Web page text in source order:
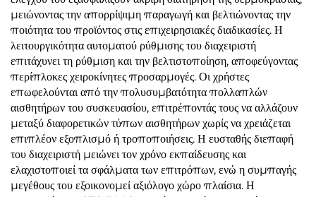
μειώνοντας την απορρίψιμη παραγωγή και βελτιώνοντας την
ποιότητα του προϊόντος στις επιχειρησιακές διαδικασίες. Η
λειτουργικότητα αυτοματού ρύθμισης του διαχειριστή
επιτάχυνει τη ρύθμιση και την βελτιστοποίηση, αποφεύγοντας
περίπλοκες χειροκίνητες προσαρμογές. Οι χρήστες
επωφελούνται από την πολυσυμβατότητα πολλαπλών
αισθητήρων του συσκευασίου, επιτρέποντάς τους να αλλάζουν
μεταξύ διαφορετικών τύπων αισθητήρων χωρίς να χρειάζεται
επιπλέον εξοπλισμό ή τροποποιήσεις. Η ευσταθής διεπαφή
του διαχειριστή μειώνει τον χρόνο εκπαίδευσης και
ελαχιστοποιεί τα σφάλματα των επιτρόπων, ενώ η συμπαγής
μεγέθους του εξοικονομεί αξιόλογο χώρο πλαίσια. Η